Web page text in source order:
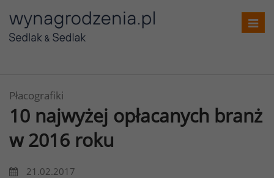
Płacografiki
10 najwyżej opłacanych branż
w 2016 roku
21.02.2017